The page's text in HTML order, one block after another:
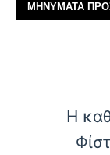
ΜΗΝΥΜΑΤΑ
Η